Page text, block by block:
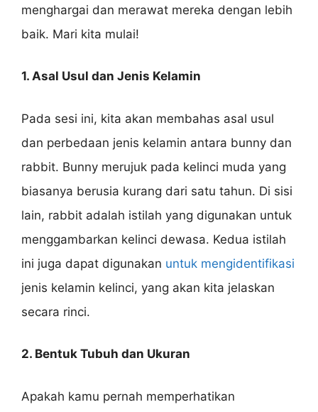
menghargai dan merawat mereka dengan lebih
baik. Mari kita mulai!
1. Asal Usul dan Jenis Kelamin
Pada sesi ini, kita akan membahas asal usul
dan perbedaan jenis kelamin antara bunny dan
rabbit. Bunny merujuk pada kelinci muda yang
biasanya berusia kurang dari satu tahun. Di sisi
lain, rabbit adalah istilah yang digunakan untuk
menggambarkan kelinci dewasa. Kedua istilah
ini juga dapat digunakan untuk mengidentifikasi
jenis kelamin kelinci, yang akan kita jelaskan
secara rinci.
2. Bentuk Tubuh dan Ukuran
Apakah kamu pernah memperhatikan